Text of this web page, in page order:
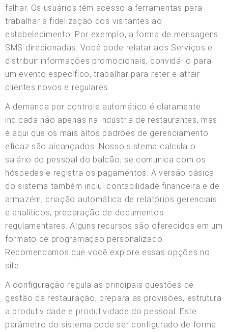
falhar. Os usuários têm acesso a ferramentas para
trabalhar a fidelização dos visitantes ao
estabelecimento. Por exemplo, a forma de mensagens
SMS direcionadas. Você pode relatar aos Serviços e
distribuir informações promocionais, convidá-lo para
um evento específico, trabalhar para reter e atrair
clientes novos e regulares.
A demanda por controle automático é claramente
indicada não apenas na indústria de restaurantes, mas
é aqui que os mais altos padrões de gerenciamento
eficaz são alcançados. Nosso sistema calcula o
salário do pessoal do balcão, se comunica com os
hóspedes e registra os pagamentos. A versão básica
do sistema também inclui contabilidade financeira e de
armazém, criação automática de relatórios gerenciais
e analíticos, preparação de documentos
regulamentares. Alguns recursos são oferecidos em um
formato de programação personalizado.
Recomendamos que você explore essas opções no
site.
A configuração regula as principais questões de
gestão da restauração, prepara as provisões, estrutura
a produtividade e produtividade do pessoal. Este
parâmetro do sistema pode ser configurado de forma